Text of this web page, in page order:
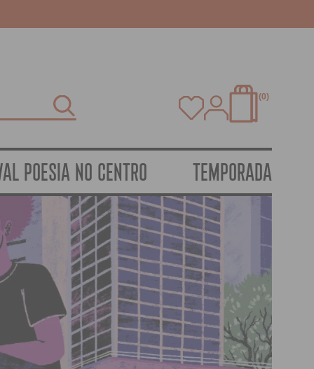
0
POESIA NO CENTRO TEMPORADA